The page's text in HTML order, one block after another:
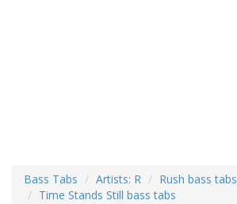
Bass Tabs Artists: R
Rush bass tabs
Time Stands Still bass tabs